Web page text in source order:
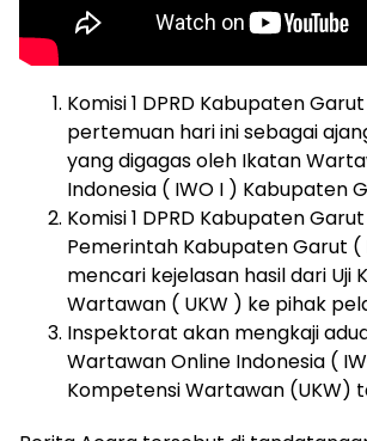
Komisi 1 DPRD Kabupaten
pertemuan hari ini sebagai
yang digagas oleh Ikatan
Indonesia ( IWO I ) Kabupaten
Komisi 1 DPRD Kabupaten
Pemerintah Kabupaten Garut (
mencari kejelasan hasil dari Uji
Wartawan ( UKW ) ke pihak
Inspektorat akan mengkaji
Wartawan Online Indonesia (
Kompetensi Wartawan (UKW)